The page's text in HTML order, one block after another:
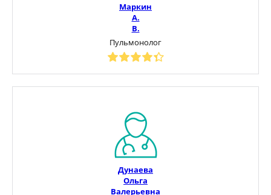
Маркин
А.
В.
Пульмонолог
Дунаева
Ольга
Валерьевна